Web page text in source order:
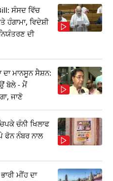
ਸੰਸਦ ਵਿੱਚ
ਹੰਗਾਮਾ, ਵਿਦੇਸ਼ੀ
ਦੀ
ਦਾ ਮਾਨਸੂਨ ਸੈਸ਼ਨ:
ਬੋਲੇ - ਮੈਂ
ਜਾਣੋ
ਚੰਨੀ ਖਿਲਾਫ
ਫੋਨ ਨੰਬਰ ਨਾਲ
ਮੀਂਹ ਦਾ